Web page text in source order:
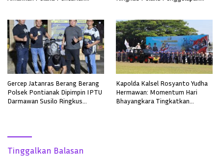
Gercep Jatanras Berang Berang
Polsek Pontianak Dipimpin IPTU
Darmawan Susilo Ringkus
Kapolda Kalsel Rosyanto Yudha
Hermawan: Momentum Hari
Bhayangkara Tingkatkan
Tinggalkan Balasan